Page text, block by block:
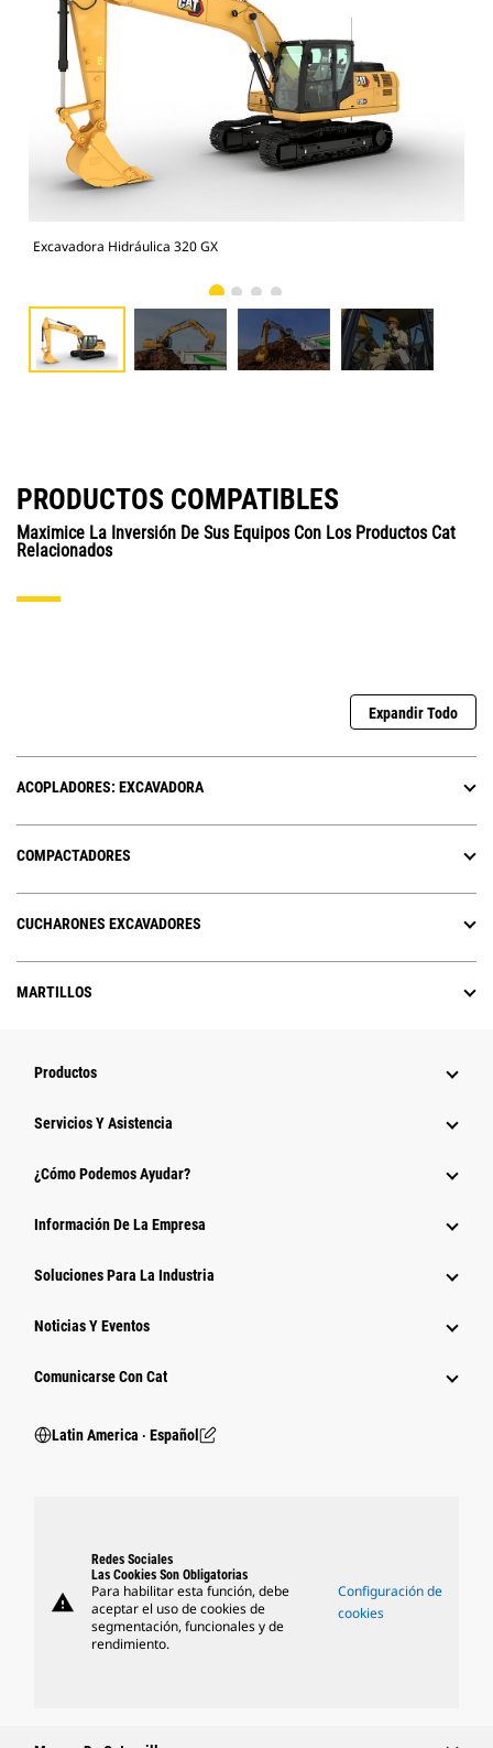
Excavadora Hidráulica 320 GX
PRODUCTOS COMPATIBLES
Maximice La Inversión De Sus Equipos Con Los Productos Cat
Relacionados
Expandir Todo
ACOPLADORES: EXCAVADORA
COMPACTADORES
CUCHARONES EXCAVADORES
MARTILLOS
Productos
Servicios Y Asistencia
¿Cómo Podemos Ayudar?
Información De La Empresa
Soluciones Para La Industria
Noticias Y Eventos
Comunicarse Con Cat
Latin America ‧ Español
warning
Redes Sociales
Las Cookies Son Obligatorias
Para habilitar esta función, debe
aceptar el uso de cookies de
segmentación, funcionales y de
rendimiento.
Configuración de
cookies